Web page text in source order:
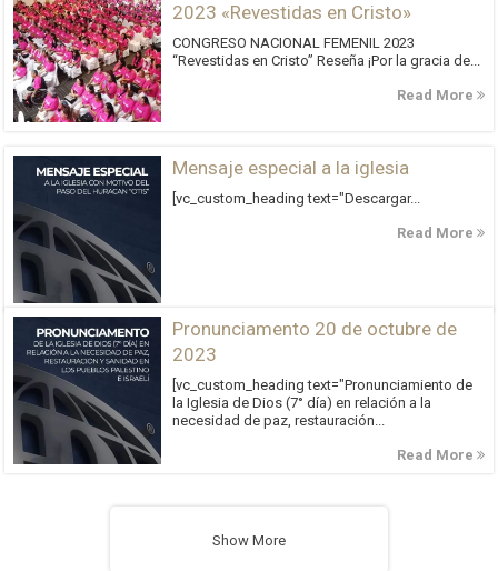
2023 «Revestidas en Cristo»
CONGRESO NACIONAL FEMENIL 2023
“Revestidas en Cristo” Reseña ¡Por la gracia de...
Read More
Mensaje especial a la iglesia
[vc_custom_heading text="Descargar...
Read More
Pronunciamento 20 de octubre de
2023
[vc_custom_heading text="Pronunciamiento de
la Iglesia de Dios (7° día) en relación a la
necesidad de paz, restauración...
Read More
Show More